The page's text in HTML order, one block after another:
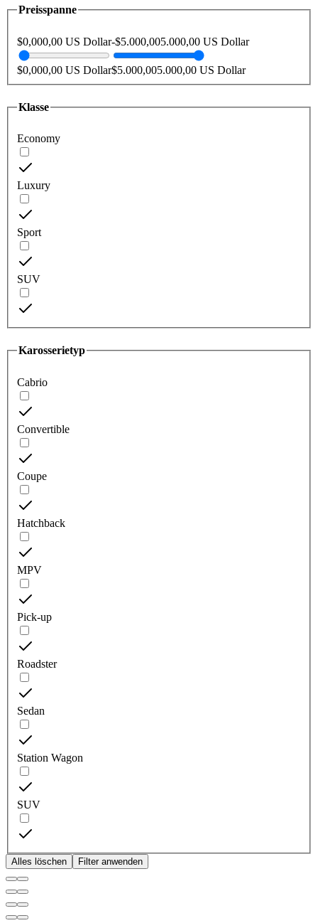
Preisspanne
$0,000,00 US Dollar-$5.000,005.000,00 US Dollar
$0,000,00 US Dollar$5.000,005.000,00 US Dollar
Klasse
Economy
Luxury
Sport
SUV
Karosserietyp
Cabrio
Convertible
Coupe
Hatchback
MPV
Pick-up
Roadster
Sedan
Station Wagon
SUV
Alles löschen Filter anwenden